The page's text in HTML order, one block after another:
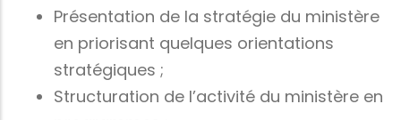
Présentation de la stratégie du ministère
en priorisant quelques orientations
stratégiques ;
Structuration de l’activité du ministère en